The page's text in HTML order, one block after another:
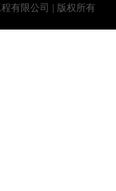
有限公司 | 版权所有